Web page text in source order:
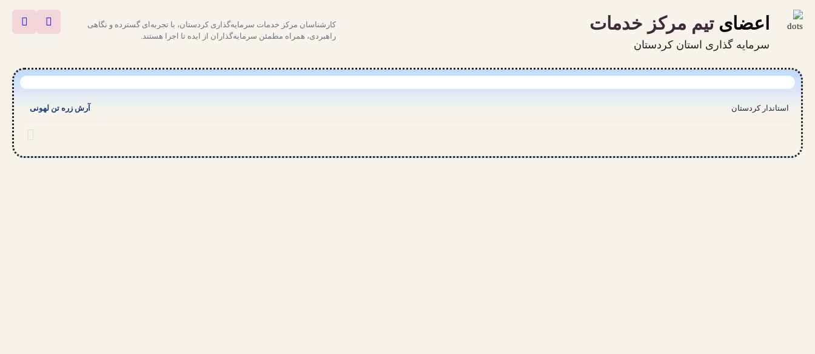
اعضای تیم مرکز خدمات
سرمایه گذاری استان کردستان
کارشناسان مرکز خدمات سرمایه‌گذاری کردستان، با تجربه‌ای گسترده و نگاهی
راهبردی، همراه مطمئن سرمایه‌گذاران از ایده تا اجرا هستند.
استاندار کردستان آرش زره تن لهونی